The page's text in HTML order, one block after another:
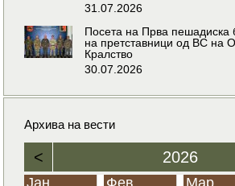
31.07.2026
Посета на Прва пешадиска
на претставници од ВС на
Кралство
30.07.2026
Архива на вести
< 2026
Јан Фев Мар